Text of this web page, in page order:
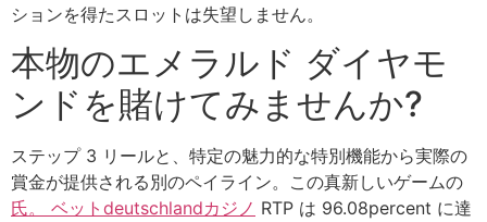
ションを得たスロットは失望しません。
本物のエメラルド ダイヤモ
ンドを賭けてみませんか?
ステップ 3 リールと、特定の魅力的な特別機能から実際の
賞金が提供される別のペイライン。この真新しいゲームの
氏。 ベットdeutschlandカジノ RTP は 96.08percent に達